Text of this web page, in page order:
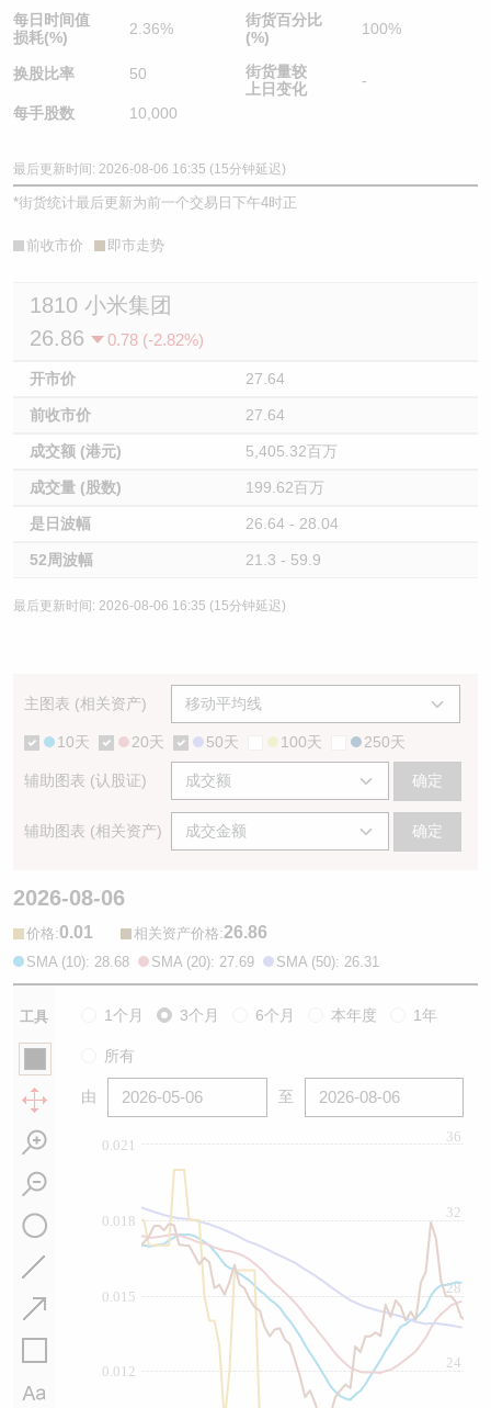
每日时间值
损耗(%)
2.36%
换股比率 50
每手股数 10,000
街货百分比
(%)
100%
街货量较
上日变化
-
最后更新时间: 2026-08-06 16:35 (15分钟延迟)
*街货统计最后更新为前一个交易日下午4时正
前收市价 即市走势
1810 小米集团
26.86
0.78 (-2.82%)
开市价 27.64
前收市价 27.64
成交额 (港元) 5,405.32百万
成交量 (股数) 199.62百万
是日波幅 26.64 - 28.04
52周波幅 21.3 - 59.9
最后更新时间: 2026-08-06 16:35 (15分钟延迟)
主图表 (相关资产)
10天 20天 50天 100天 250天
辅助图表 (认股证) 确定
辅助图表 (相关资产) 确定
2026-08-06
价格:0.01 相关资产价格:26.86
SMA (10): 28.68 SMA (20): 27.69 SMA (50): 26.31
工具 1个月 3个月 6个月 本年度 1年
所有
由 至
0.012
0.015
0.018
0.021
24
28
32
36